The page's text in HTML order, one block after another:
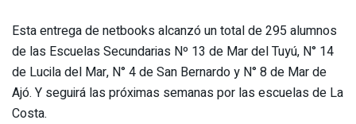
Esta entrega de netbooks alcanzó un total de 295 alumnos
de las Escuelas Secundarias Nº 13 de Mar del Tuyú, N° 14
de Lucila del Mar, N° 4 de San Bernardo y N° 8 de Mar de
Ajó. Y seguirá las próximas semanas por las escuelas de La
Costa.